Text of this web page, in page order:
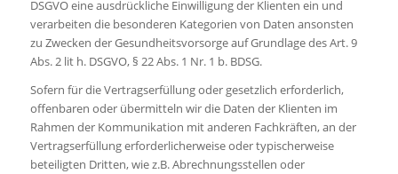
DSGVO eine ausdrückliche Einwilligung der Klienten ein und
verarbeiten die besonderen Kategorien von Daten ansonsten
zu Zwecken der Gesundheitsvorsorge auf Grundlage des Art. 9
Abs. 2 lit h. DSGVO, § 22 Abs. 1 Nr. 1 b. BDSG.
Sofern für die Vertragserfüllung oder gesetzlich erforderlich,
offenbaren oder übermitteln wir die Daten der Klienten im
Rahmen der Kommunikation mit anderen Fachkräften, an der
Vertragserfüllung erforderlicherweise oder typischerweise
beteiligten Dritten, wie z.B. Abrechnungsstellen oder